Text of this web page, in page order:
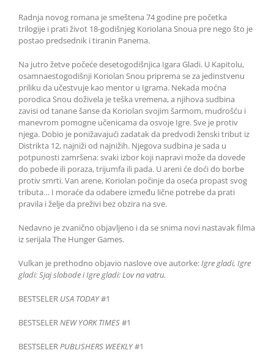
Radnja novog romana je smeštena 74 godine pre početka
trilogije i prati život 18-godišnjeg Koriolana Snoua pre nego što je
postao predsednik i tiranin Panema.
Na jutro žetve počeće desetogodišnjica Igara Gladi. U Kapitolu,
osamnaestogodišnji Koriolan Snou priprema se za jedinstvenu
priliku da učestvuje kao mentor u Igrama. Nekada moćna
porodica Snou doživela je teška vremena, a njihova sudbina
zavisi od tanane šanse da Koriolan svojim šarmom, mudrošću i
manevrom pomogne učenicama da osvoje Igre. Sve je protiv
njega. Dobio je ponižavajući zadatak da predvodi ženski tribut iz
Distrikta 12, najniži od najnižih. Njegova sudbina je sada u
potpunosti zamršena: svaki izbor koji napravi može da dovede
do pobede ili poraza, trijumfa ili pada. U areni će doći do borbe
protiv smrti. Van arene, Koriolan počinje da oseća propast svog
tributa… I moraće da odabere između lične potrebe da prati
pravila i želje da preživi bez obzira na sve.
Nedavno je zvanično objavljeno i da se snima novi nastavak filma
iz serijala The Hunger Games.
Vulkan je prethodno objavio naslove ove autorke:Igre gladi, Igre
gladi: Sjaj slobode i Igre gladi: Lov na vatru.
BESTSELER USA TODAY#1
BESTSELERNEW YORK TIMES#1
BESTSELERPUBLISHERS WEEKLY#1